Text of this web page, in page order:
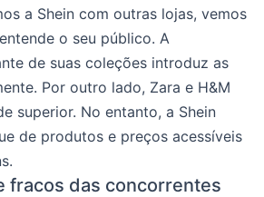
a Shein com outras lojas, vemos
o seu público. A
de suas coleções introduz as
Por outro lado, Zara e H&M
superior. No entanto, a Shein
de produtos e preços acessíveis
fracos das concorrentes